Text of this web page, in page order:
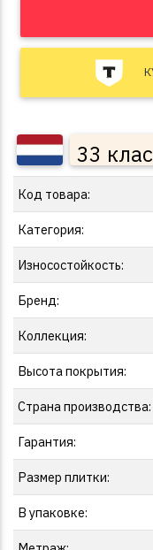
33
Код товара:
Категория:
Износостойкость:
Бренд:
Коллекция:
Высота покрытия:
Страна производства:
Гарантия:
Размер плитки:
В упаковке: